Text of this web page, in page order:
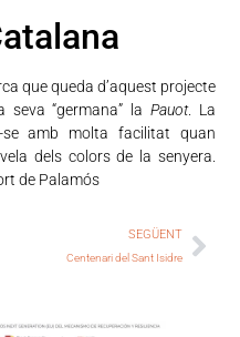
que queda d’aquest projecte
“germana” la Pauot. La
se amb molta facilitat quan
dels colors de la senyera.
de Palamós
SEGÜENT
Centenari del Sant Isidre